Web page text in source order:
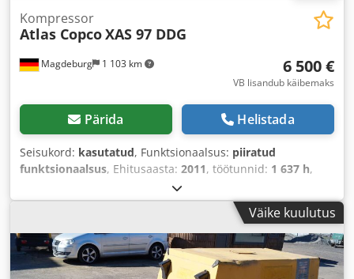
Magdeburg 1 103 km
Kompressor
Atlas CopcoXAS 97 DDG
6 500 €
VB lisandub käibemaks
Pärida Helistada
Seisukord: kasutatud, Funktsionaalsus: piiratud
funktsionaalsus, Ehitusaasta: 2011, töötunnid: 1 637 h,
Väike kuulutus